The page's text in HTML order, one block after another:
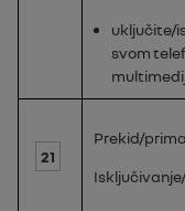
uključite/
svom
21
Prekid/